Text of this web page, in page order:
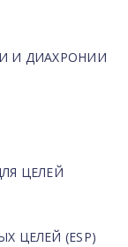
И ДИАХРОНИИ
ЦЕЛЕЙ
ЦЕЛЕЙ (ESP)